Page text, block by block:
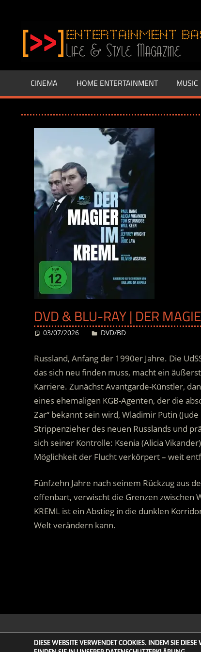
springenBase.de
CINEMA HOME ENTERTAINMENT MUSIC
DVD & BLU-RAY | DER
03/07/2026 Desiree
DVD/BD
Russland, Anfang der 1990er Jahre. Die
das sich neu finden muss, macht ein
Karriere. Zunächst Avantgarde-Künstler,
eines ehemaligen KGB-Agenten, der die
Zar“ bekannt sein wird, Wladimir Putin
Strippenzieher des neuen Russlands und
sich seiner Kontrolle: Ksenia (Alicia
Möglichkeit der Flucht verkörpert – weit
Fünfzehn Jahre nach seinem Rückzug aus
offenbart, verwischt die Grenzen zwischen
KREML ist ein Abstieg in die dunklen
Welt verändern kann.
© 2026 ENTERTAINMENT BASE – Life & Style
DIESE WEBSITE VERWENDET COOKIES. INDEM SIE